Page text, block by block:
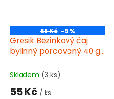
58 Kč –5 %
Gresik Bezinkový čaj
bylinný porcovaný 40 g
Skladem (3 ks)
55 Kč / ks